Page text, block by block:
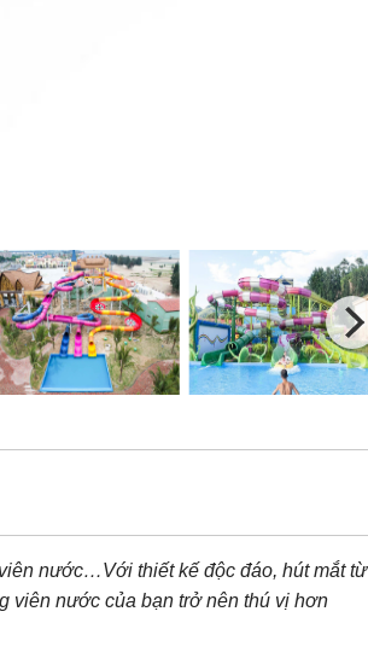
nước…Với thiết kế độc đáo, hút mắt từ
viên nước của bạn trở nên thú vị hơn